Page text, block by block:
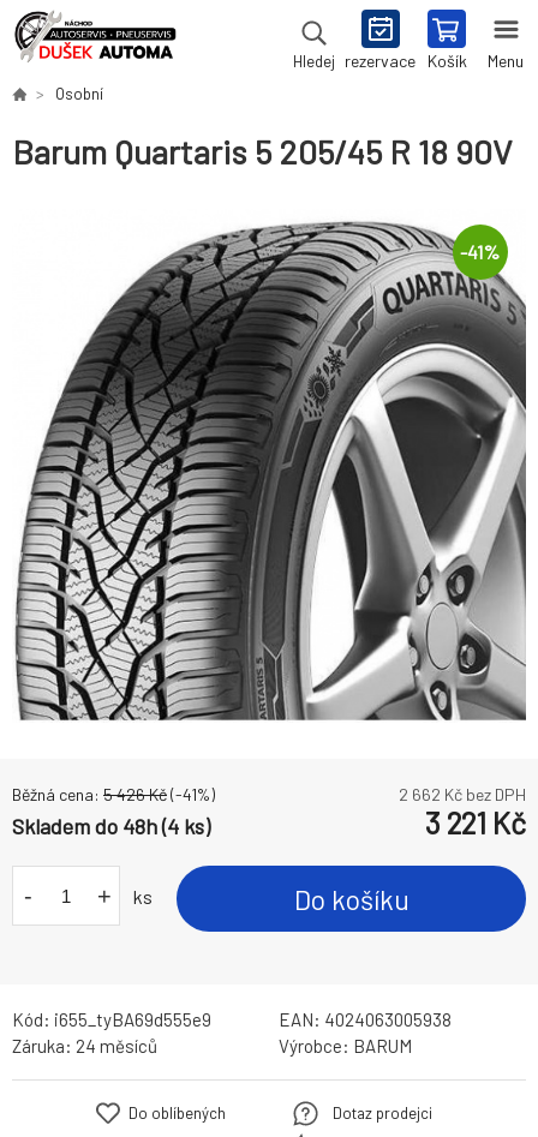
Hledej rezervace Košík Menu
Osobní
Barum Quartaris 5 205/45 R 18 90V
-41%
Běžná cena: 5 426Kč(-41%) 2 662 Kč bez DPH
Skladem do 48h (4 ks) 3 221 Kč
- + ks Do košíku
Kód: i655_tyBA69d555e9 EAN: 4024063005938
Záruka: 24 měsíců Výrobce: BARUM
Do oblíbených
Dotaz prodejci